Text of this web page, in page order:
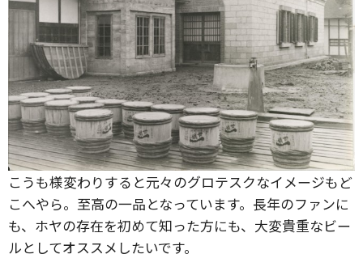
こうも様変わりすると元々のグロテスクなイメージもど
こへやら。至高の一品となっています。長年のファンに
も、ホヤの存在を初めて知った方にも、大変貴重なビー
ルとしてオススメしたいです。